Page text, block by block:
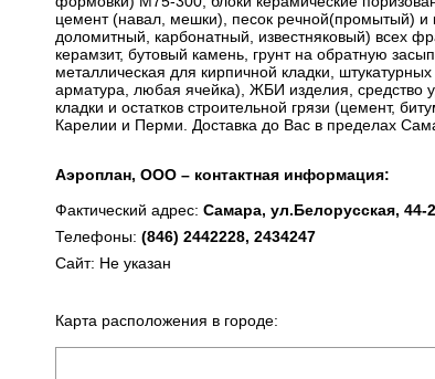
цемент (навал, мешки), песок речной(промытый) и
доломитный, карбонатный, известняковый) всех
керамзит, бутовый камень, грунт на обратную
металлическая для кирпичной кладки,
арматура, любая ячейка), ЖБИ изделия, средство
кладки и остатков строительной грязи (цемент,
Карелии и Перми. Доставка до Вас в пределах
Аэроплан, ООО – контактная информация:
Фактический адрес: Самара, ул.Белорусская, 44-
Телефоны: (846) 2442228, 2434247
Сайт: Не указан
Карта расположения в городе: